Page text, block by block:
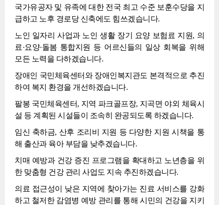
국가유공자 및 유족에 대한 전국 최고 수준 보훈수당을 지
급하고 노후 경로당 신축에도 힘쓰겠습니다.
노인 일자리 사업과 노인 생활 장기 요양 보험료 지원, 의
료·요양·돌봄 통합지원 등 어르신들의 일상 회복을 위해
모든 노력을 다하겠습니다.
장애인 국민체육센터와 장애인복지관도 본격적으로 추진
하여 복지 환경을 개선하겠습니다.
팔봉 국민체육센터, 지역 파크골프장, 지곡면 야외 체육시
설 등 계획된 시설들이 조속히 완공되도록 하겠습니다.
임신 축하금, 산후 조리비 지원 등 다양한 지원 시책을 통
해 출산과 육아 부담을 낮추겠습니다.
치매 예방과 건강 증진 프로그램을 확대하고 노년층을 위
한 맞춤형 건강 관리 사업도 지속 추진하겠습니다.
의료 접근성이 낮은 지역에 찾아가는 진료 서비스를 강화
하고 철저한 감염병 예방 관리를 통해 시민의 건강을 지키